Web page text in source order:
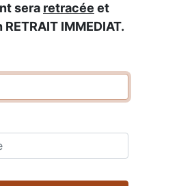
sera retracée et
IMMEDIAT.